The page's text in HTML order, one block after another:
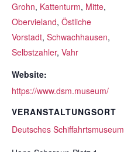
Grohn, Kattenturm, Mitte,
Obervieland, Östliche
Vorstadt, Schwachhausen,
Selbstzahler, Vahr
Website:
https://www.dsm.museum/
VERANSTALTUNGSORT
Deutsches Schiffahrtsmuseum